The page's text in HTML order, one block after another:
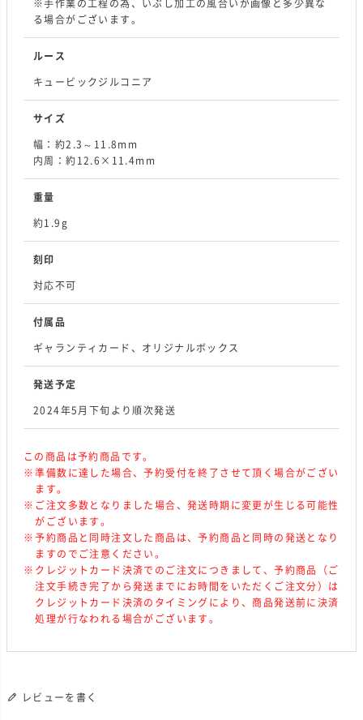
※手作業の工程の為、いぶし加工の風合いが画像と多少異な
る場合がございます。
ルース
キュービックジルコニア
サイズ
幅：約2.3～11.8mm
内周：約12.6×11.4mm
重量
約1.9g
刻印
対応不可
付属品
ギャランティカード、オリジナルボックス
発送予定
2024年5月下旬より順次発送
この商品は予約商品です。
準備数に達した場合、予約受付を終了させて頂く場合がござい
ます。
ご注文多数となりました場合、発送時期に変更が生じる可能性
がございます。
予約商品と同時注文した商品は、予約商品と同時の発送となり
ますのでご注意ください。
クレジットカード決済でのご注文につきまして、予約商品（ご
注文手続き完了から発送までにお時間をいただくご注文分）は
クレジットカード決済のタイミングにより、商品発送前に決済
処理が行なわれる場合がございます。
レビューを書く